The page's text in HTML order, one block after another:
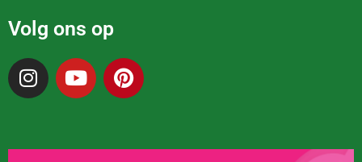
Volg ons op
I
n
a
Y
o
u
P
i
e